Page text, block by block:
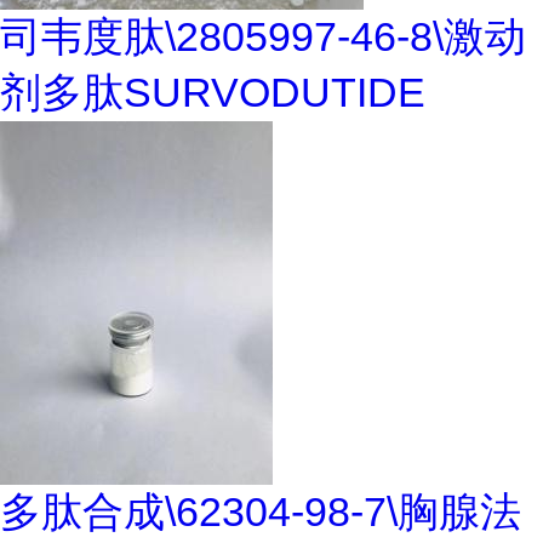
司韦度肽\2805997-46-8\激动
剂多肽SURVODUTIDE
多肽合成\62304-98-7\胸腺法